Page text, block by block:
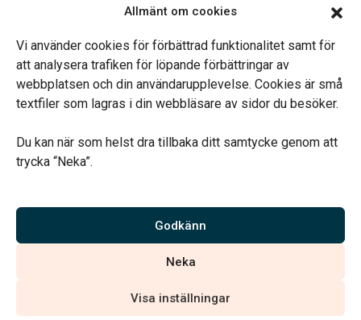
Allmänt om cookies
Vi använder cookies för förbättrad funktionalitet samt för
att analysera trafiken för löpande förbättringar av
webbplatsen och din användarupplevelse. Cookies är små
textfiler som lagras i din webbläsare av sidor du besöker.
Du kan när som helst dra tillbaka ditt samtycke genom att
trycka “Neka”.
Godkänn
Neka
Visa inställningar
Telefonjour dygnet runt.
Vårt systerbolag Verahill hjälper dig med familjejuridiken –
Vi är auktoriserade av Sveriges Begravningsbyråers Förbund och
har högt ställda krav på utbildning, kvalitet, miljö och arbetsmiljö.